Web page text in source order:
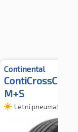
Continental
M+S
Letní pneumatiky